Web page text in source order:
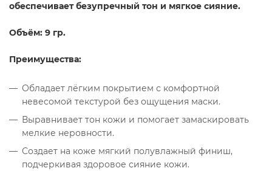
обеспечивает безупречный тон и мягкое сияние.
Объём: 9 гр.
Преимущества:
Обладает лёгким покрытием с комфортной
невесомой текстурой без ощущения маски.
Выравнивает тон кожи и помогает замаскировать
мелкие неровности.
Создает на коже мягкий полувлажный финиш,
подчеркивая здоровое сияние кожи.